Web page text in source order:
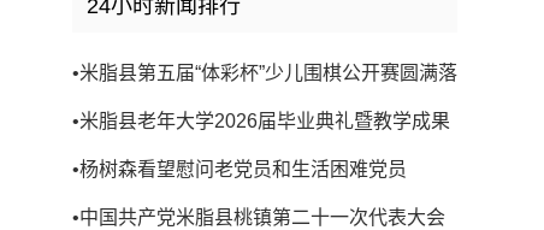
24小时新闻排行
•米脂县第五届“体彩杯”少儿围棋公开赛圆满落
•米脂县老年大学2026届毕业典礼暨教学成果
•杨树森看望慰问老党员和生活困难党员
•中国共产党米脂县桃镇第二十一次代表大会